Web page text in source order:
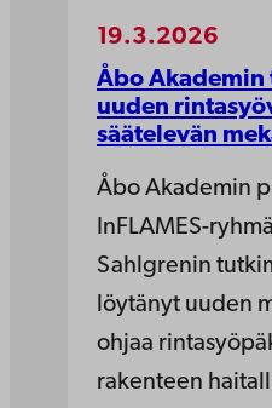
19.3.2026
Åbo
uuden
säätelevän
Åbo Akademin
InFLAMES-
Sahlgrenin
löytänyt uuden
ohjaa
rakenteen